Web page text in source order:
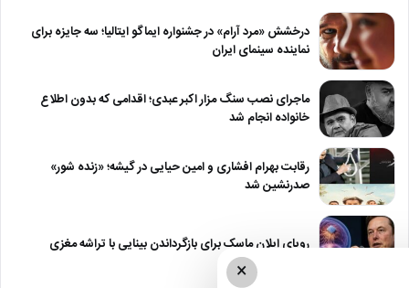
درخشش «مرد آرام» در جشنواره ایماگو ایتالیا؛ سه جایزه برای
نماینده سینمای ایران
ماجرای نصب سنگ مزار اکبر عبدی؛ اقدامی که بدون اطلاع
خانواده انجام شد
رقابت بهرام افشاری و امین حیایی در گیشه؛ «زنده شور»
صدرنشین شد
رویای ایلان ماسک برای بازگرداندن بینایی با تراشه مغزی
×